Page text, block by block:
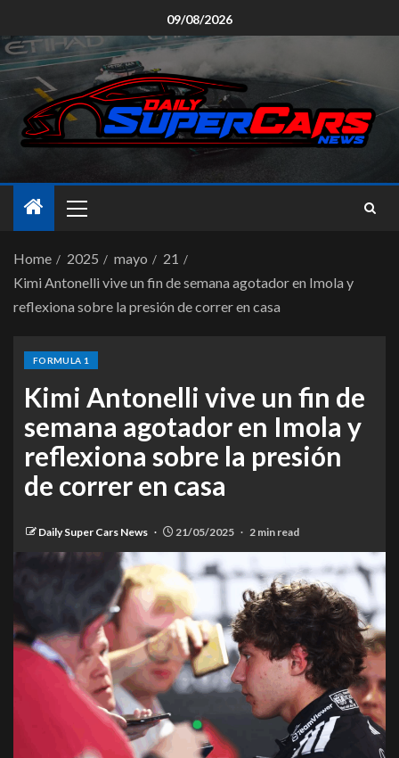
09/08/2026
Home 2025 mayo
21
Kimi Antonelli vive un fin de semana agotador en Imola y
reflexiona sobre la presión de correr en casa
FORMULA 1
Kimi Antonelli vive un fin de
semana agotador en Imola y
reflexiona sobre la presión
de correr en casa
Daily Super Cars News 21/05/2025 2 min read